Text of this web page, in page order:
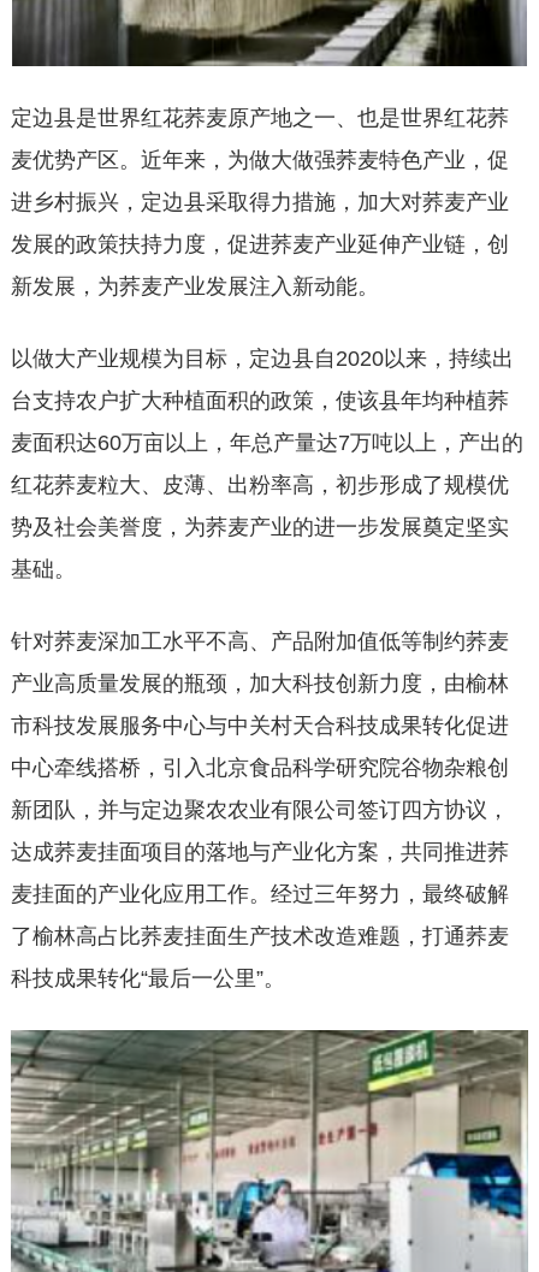
定边县是世界红花荞麦原产地之一、也是世界红花荞
麦优势产区。近年来，为做大做强荞麦特色产业，促
进乡村振兴，定边县采取得力措施，加大对荞麦产业
发展的政策扶持力度，促进荞麦产业延伸产业链，创
新发展，为荞麦产业发展注入新动能。
以做大产业规模为目标，定边县自2020以来，持续出
台支持农户扩大种植面积的政策，使该县年均种植荞
麦面积达60万亩以上，年总产量达7万吨以上，产出的
红花荞麦粒大、皮薄、出粉率高，初步形成了规模优
势及社会美誉度，为荞麦产业的进一步发展奠定坚实
基础。
针对荞麦深加工水平不高、产品附加值低等制约荞麦
产业高质量发展的瓶颈，加大科技创新力度，由榆林
市科技发展服务中心与中关村天合科技成果转化促进
中心牵线搭桥，引入北京食品科学研究院谷物杂粮创
新团队，并与定边聚农农业有限公司签订四方协议，
达成荞麦挂面项目的落地与产业化方案，共同推进荞
麦挂面的产业化应用工作。经过三年努力，最终破解
了榆林高占比荞麦挂面生产技术改造难题，打通荞麦
科技成果转化“最后一公里”。